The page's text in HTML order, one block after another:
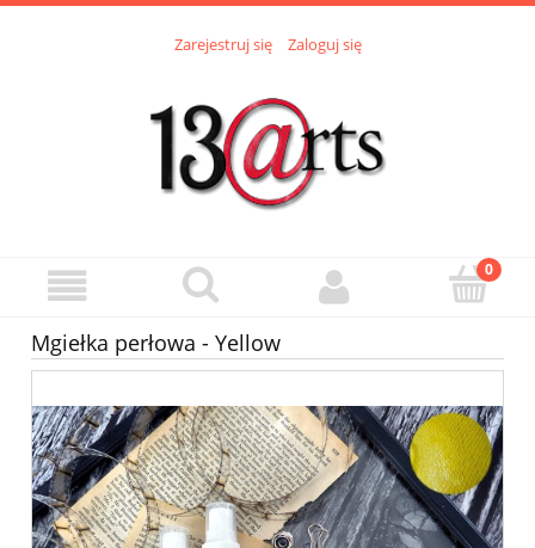
Zarejestruj się Zaloguj się
Mgiełka perłowa - Yellow